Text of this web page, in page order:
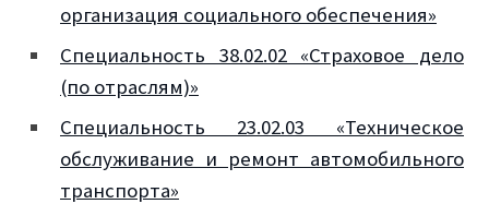
организация социального обеспечения»
Специальность 38.02.02 «Страховое дело
(по отраслям)»
Специальность 23.02.03 «Техническое
обслуживание и ремонт автомобильного
транспорта»